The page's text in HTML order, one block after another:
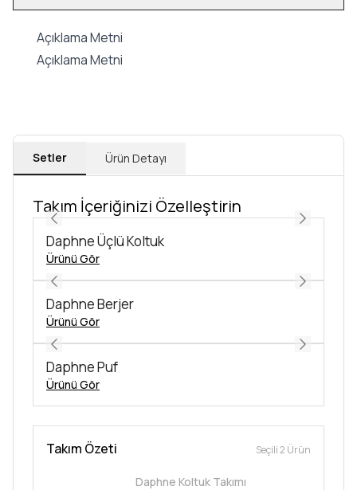
Açıklama Metni
Açıklama Metni
Setler Ürün Detayı
Takım İçeriğinizi Özelleştirin
Daphne Üçlü Koltuk
Ürünü Gör
Daphne Berjer
Ürünü Gör
Daphne Puf
Ürünü Gör
Takım Özeti Seçili 2 Ürün
Daphne Koltuk Takımı